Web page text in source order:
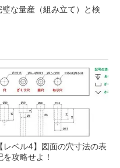
な量産（組み立て）と検
【レベル4】図面の穴寸法の表
を攻略せよ！